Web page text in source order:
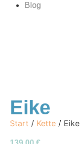
Blog
Eike
Start / Kette / Eike